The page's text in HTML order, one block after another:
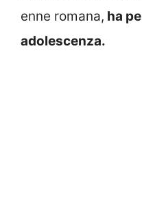
enne romana, ha
adolescenza.